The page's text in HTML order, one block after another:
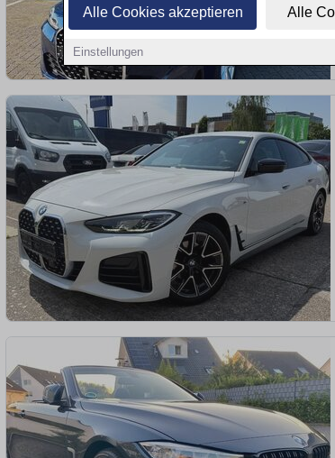
Alle Cookies akzeptieren Alle
Einstellungen